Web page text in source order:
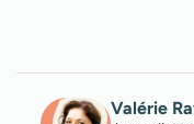
Valérie